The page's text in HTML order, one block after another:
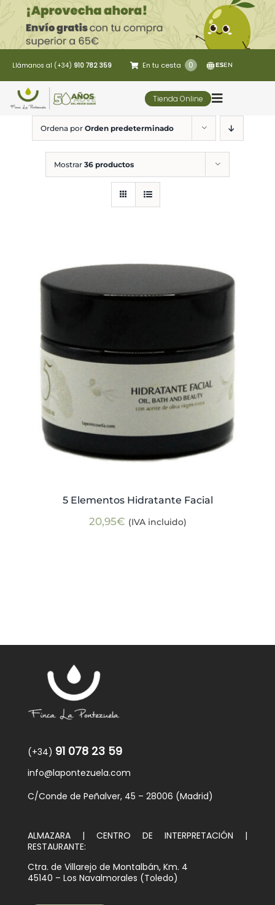
Saltar
al
contenido
Llámanos al (+34) 910 782 359 En tu cesta 0 ESEN
Tienda Online
Toggle
5 Elementos
Oleoturismo
Mi cuenta
Ordena por Orden predeterminado
Mostrar 36 productos
5 Elementos Hidratante Facial
20,95€ (IVA incluido)
(+34) 91 078 23 59
info@lapontezuela.com
C/Conde de Peñalver, 45 – 28006 (Madrid)
ALMAZARA | CENTRO DE INTERPRETACIÓN |
RESTAURANTE:
Ctra. de Villarejo de Montalbán, Km. 4
45140 – Los Navalmorales (Toledo)